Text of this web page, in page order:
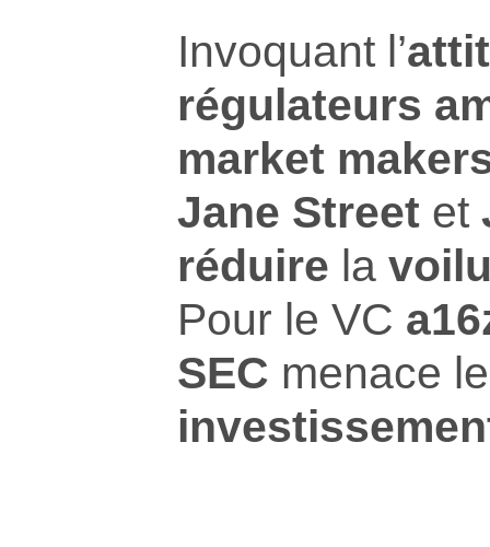
Invoquant l’
régulateurs
market
Jane Street et
réduire la
Pour le VC
SEC menace